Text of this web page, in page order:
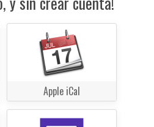
Apple iCal